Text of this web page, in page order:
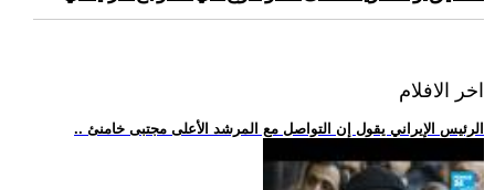
اخر الافلام
.. الرئيس الإيراني يقول إن التواصل مع المرشد الأعلى مجتبى خامنئ